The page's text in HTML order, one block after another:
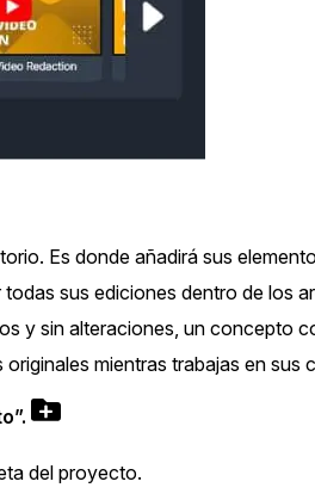
La Venta al Por Menor
Es donde añadirá sus
sus ediciones dentro de los
y sin alteraciones, un concepto
mientras trabajas en sus
del proyecto.